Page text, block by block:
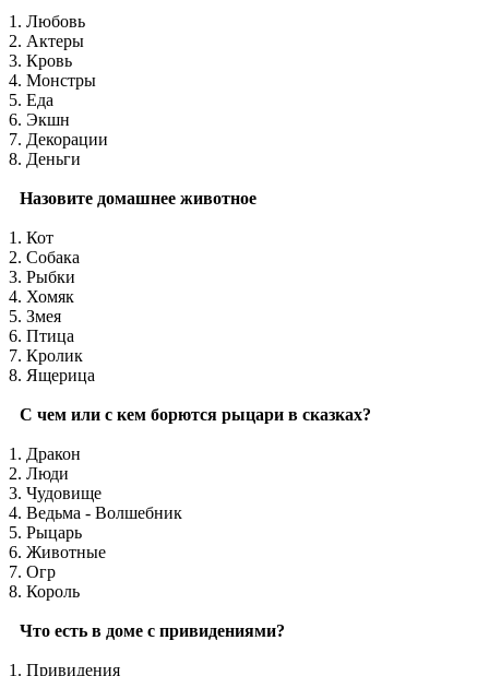
1. Любовь
2. Актеры
3. Кровь
4. Монстры
5. Еда
6. Экшн
7. Декорации
8. Деньги
Назовите домашнее животное
1. Кот
2. Собака
3. Рыбки
4. Хомяк
5. Змея
6. Птица
7. Кролик
8. Ящерица
С чем или с кем борются рыцари в сказках?
1. Дракон
2. Люди
3. Чудовище
4. Ведьма - Волшебник
5. Рыцарь
6. Животные
7. Огр
8. Король
Что есть в доме с привидениями?
1. Привидения